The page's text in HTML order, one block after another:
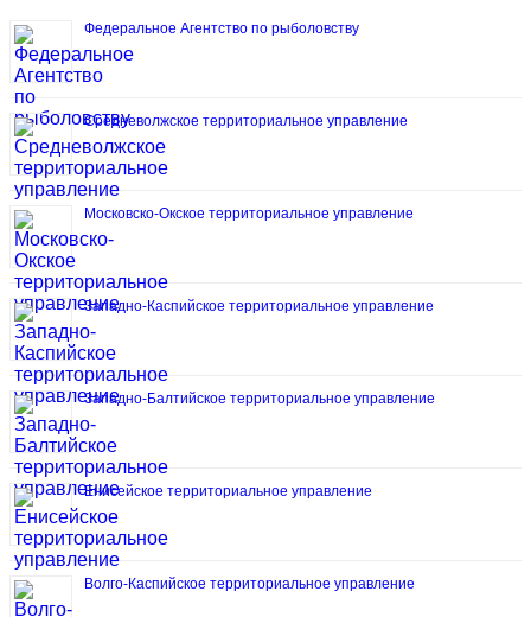
Федеральное Агентство по рыболовству
Средневолжское территориальное управление
Московско-Окское территориальное управление
Западно-Каспийское территориальное управление
Западно-Балтийское территориальное управление
Енисейское территориальное управление
Волго-Каспийское территориальное управление